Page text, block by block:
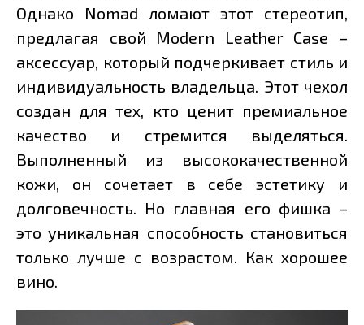
Однако Nomad ломают этот стереотип,
предлагая свой Modern Leather Case –
аксессуар, который подчеркивает стиль и
индивидуальность владельца. Этот чехол
создан для тех, кто ценит премиальное
качество и стремится выделяться.
Выполненный из высококачественной
кожи, он сочетает в себе эстетику и
долговечность. Но главная его фишка –
это уникальная способность становиться
только лучше с возрастом. Как хорошее
вино.